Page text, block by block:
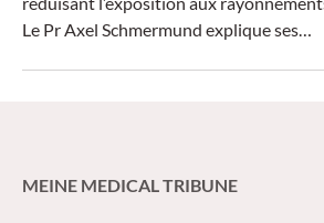
Le Pr Axel Schmermund explique ses
MEINE MEDICAL TRIBUNE